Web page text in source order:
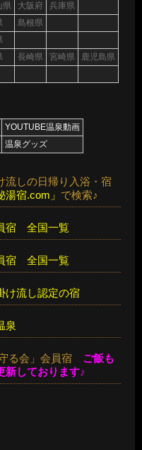
県 大阪府
兵庫県
島根県
長崎県 宮崎県
鹿児島県
YOUTUBE温泉動画
温泉グッズ
流しの日帰り入浴・宿
湯宿.com」 で検索♪
宿 全国一覧
宿 全国一覧
け流し認定の宿
泉
る会」会員宿 ご飯も
新しております♪